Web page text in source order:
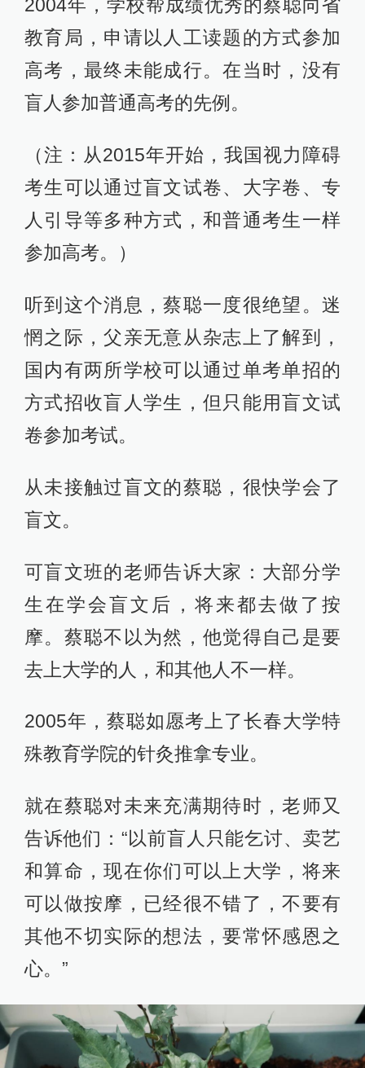
2004年，学校帮成绩优秀的蔡聪向省
教育局，申请以人工读题的方式参加
高考，最终未能成行。在当时，没有
盲人参加普通高考的先例。
（注：从2015年开始，我国视力障碍
考生可以通过盲文试卷、大字卷、专
人引导等多种方式，和普通考生一样
参加高考。）
听到这个消息，蔡聪一度很绝望。迷
惘之际，父亲无意从杂志上了解到，
国内有两所学校可以通过单考单招的
方式招收盲人学生，但只能用盲文试
卷参加考试。
从未接触过盲文的蔡聪，很快学会了
盲文。
可盲文班的老师告诉大家：大部分学
生在学会盲文后，将来都去做了按
摩。蔡聪不以为然，他觉得自己是要
去上大学的人，和其他人不一样。
2005年，蔡聪如愿考上了长春大学特
殊教育学院的针灸推拿专业。
就在蔡聪对未来充满期待时，老师又
告诉他们：“以前盲人只能乞讨、卖艺
和算命，现在你们可以上大学，将来
可以做按摩，已经很不错了，不要有
其他不切实际的想法，要常怀感恩之
心。”